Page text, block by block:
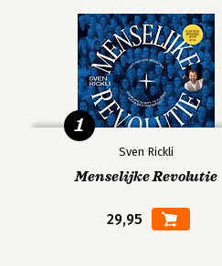
Sven Rickli
Menselijke Revolutie
29,95
1